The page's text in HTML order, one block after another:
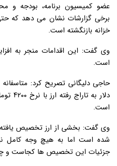
عضو کمیسیون برنامه، بودجه و
برخی گزارشات نشان می دهد که
خزانه بازنگشته است.
است.
دلار
است.
شده است اما به هیچ وجه
جزئیات این تخصیص ها کجاست و